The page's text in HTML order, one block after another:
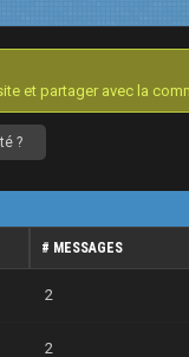
et partager avec la
?
# MESSAGES
2
2